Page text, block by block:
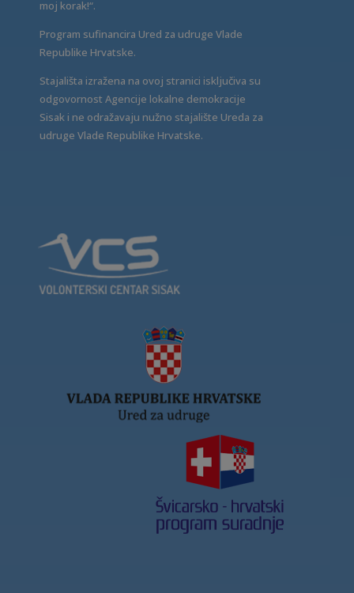
moj korak!“.
Program sufinancira Ured za udruge Vlade
Republike Hrvatske.
Stajališta izražena na ovoj stranici isključiva su
odgovornost Agencije lokalne demokracije
Sisak i ne odražavaju nužno stajalište Ureda za
udruge Vlade Republike Hrvatske.